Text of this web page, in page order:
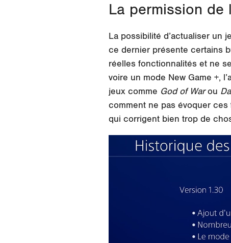
La permission de
La possibilité d’actualiser un
ce dernier présente certains
réelles fonctionnalités et ne
voire un mode New Game +,
jeux comme God of Warou
comment ne pas évoquer
qui corrigent bien trop de